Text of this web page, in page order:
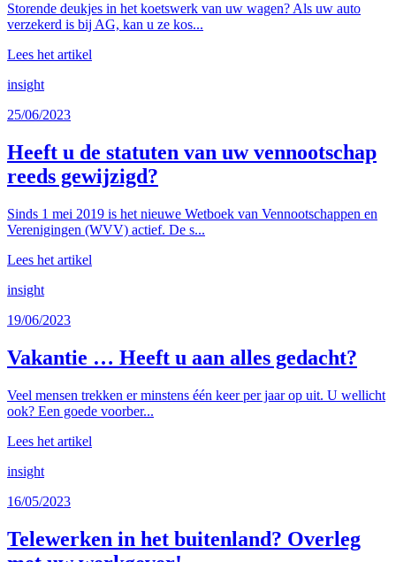
Storende deukjes in het koetswerk van uw wagen? Als uw auto
verzekerd is bij AG, kan u ze kos...
Lees het artikel
insight
25/06/2023
Heeft u de statuten van uw vennootschap
reeds gewijzigd?
Sinds 1 mei 2019 is het nieuwe Wetboek van Vennootschappen en
Verenigingen (WVV) actief. De s...
Lees het artikel
insight
19/06/2023
Vakantie … Heeft u aan alles gedacht?
Veel mensen trekken er minstens één keer per jaar op uit. U wellicht
ook? Een goede voorber...
Lees het artikel
insight
16/05/2023
Telewerken in het buitenland? Overleg